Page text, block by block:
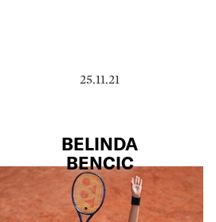
25.11.21
BELINDA
BENCIC